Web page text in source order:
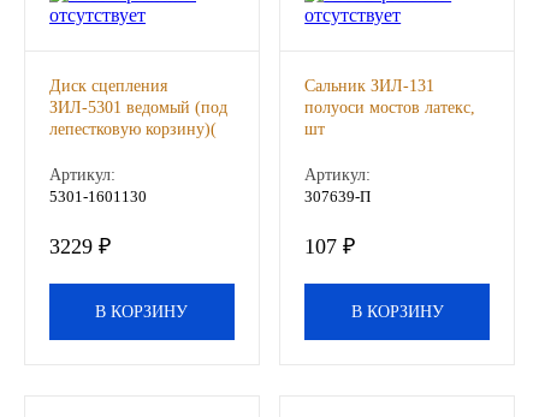
MOZER
North Sea Lubricants
Подшипники
АПП
Диск сцепления
ЗИЛ-5301 ведомый (под
лепестковую корзину)(
Артикул:
5301-1601130
3229 ₽
В КОРЗИНУ
Сальник ЗИЛ-131
полуоси мостов латекс,
шт
Артикул:
307639-П
107 ₽
В КОРЗИНУ